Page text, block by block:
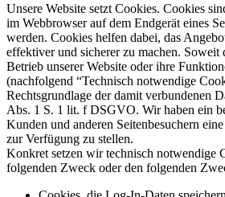
Unsere Website setzt Cookies. Cookies
im Webbrowser auf dem Endgerät eines
werden. Cookies helfen dabei, das
effektiver und sicherer zu machen. Soweit
Betrieb unserer Website oder ihre
(nachfolgend “Technisch notwendige
Rechtsgrundlage der damit verbundenen
Abs. 1 S. 1 lit. f DSGVO. Wir haben ein
Kunden und anderen Seitenbesuchern
zur Verfügung zu stellen.
Konkret setzen wir technisch notwendige
folgenden Zweck oder den folgenden